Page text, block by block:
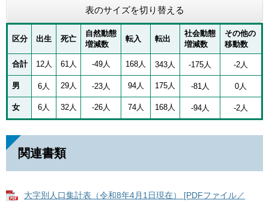
表のサイズを切り替える
区分 出生 死亡
自然動態
増減数
転入 転出
社会動態
増減数
その他の
移動数
合計 12人 61人 -49人 168人 343人 -175人 -2人
男 6人 29人 -23人 94人 175人 -81人 0人
女 6人 32人 -26人 74人 168人 -94人 -2人
関連書類
大字別人口集計表（令和8年4月1日現在） [PDFファイル／